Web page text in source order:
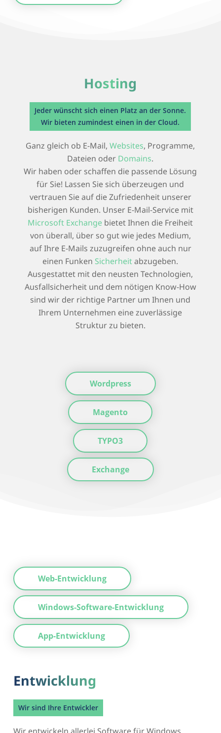
Hosting
Jeder wünscht sich einen Platz an der Sonne.
Wir bieten zumindest einen in der Cloud.
Ganz gleich ob E-Mail,Websites, Programme,
Dateien oder Domains.
Wir haben oder schaffen die passende Lösung
für Sie! Lassen Sie sich überzeugen und
vertrauen Sie auf die Zufriedenheit unserer
bisherigen Kunden. Unser E-Mail-Service mit
Microsoft Exchange bietet Ihnen die Freiheit
von überall, über so gut wie jedes Medium,
auf Ihre E-Mails zuzugreifen ohne auch nur
einen Funken Sicherheitabzugeben.
Ausgestattet mit den neusten Technologien,
Ausfallsicherheit und dem nötigen Know-How
sind wir der richtige Partner um Ihnen und
Ihrem Unternehmen eine zuverlässige
Struktur zu bieten.
Wordpress
Magento
TYPO3
Exchange
Web-Entwicklung
Windows-Software-Entwicklung
App-Entwicklung
Entwicklung
Wir sind Ihre Entwickler